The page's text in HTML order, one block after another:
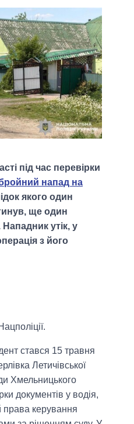
під час перевірки
напад на
якого один
ще один
утік, у
з його
стався 15 травня
Летичівської
Хмельницького
документів у водія,
права керування